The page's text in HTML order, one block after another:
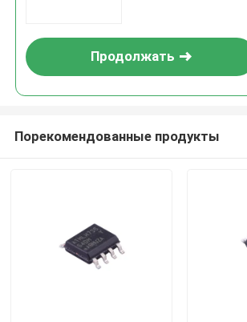
Продолжать
Порекомендованные продукты